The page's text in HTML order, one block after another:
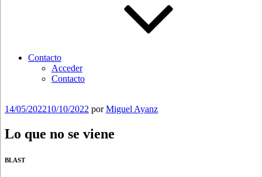
Contacto
Acceder
Contacto
Publicado
14/05/202210/10/2022 porMiguel Ayanz
Lo que no se viene
BLAST